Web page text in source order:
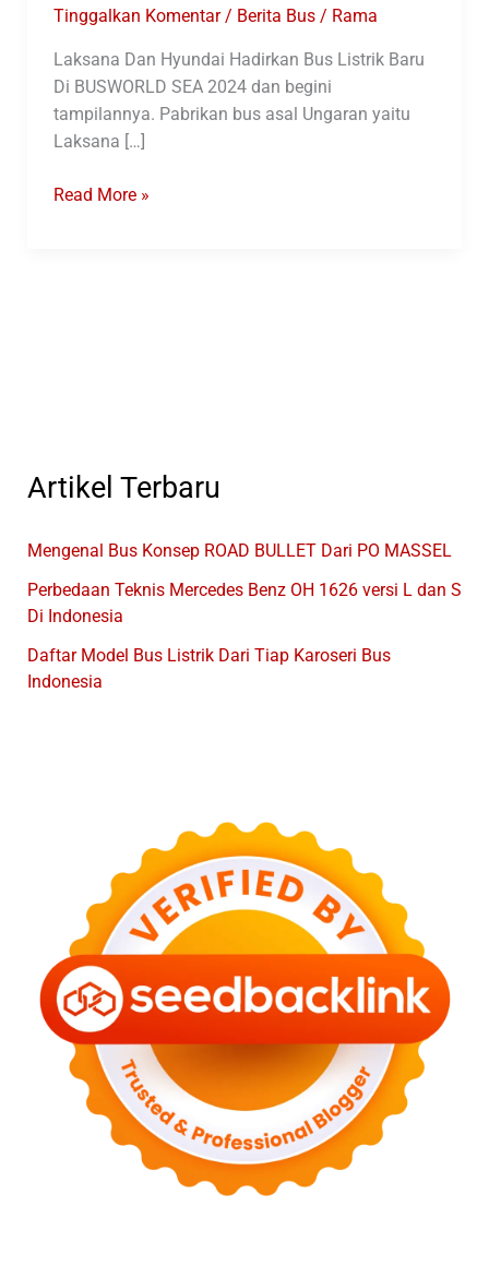
Tinggalkan Komentar / Berita Bus/ Rama
Laksana Dan Hyundai Hadirkan Bus Listrik Baru
Di BUSWORLD SEA 2024 dan begini
tampilannya. Pabrikan bus asal Ungaran yaitu
Laksana […]
Laksana
Read More »
Artikel Terbaru
Mengenal Bus Konsep ROAD BULLET Dari PO MASSEL
Perbedaan Teknis Mercedes Benz OH 1626 versi L dan S
Di Indonesia
Daftar Model Bus Listrik Dari Tiap Karoseri Bus
Indonesia